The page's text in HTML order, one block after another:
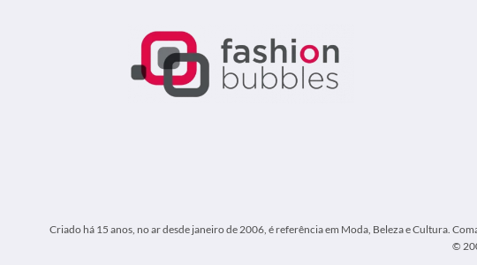
Criado há 15 anos, no ar desde janeiro de 2006, é referência em Moda, Beleza e Cultura.
©